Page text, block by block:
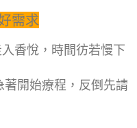
需求
香悅，時間彷若慢下
開始療程，反倒先請